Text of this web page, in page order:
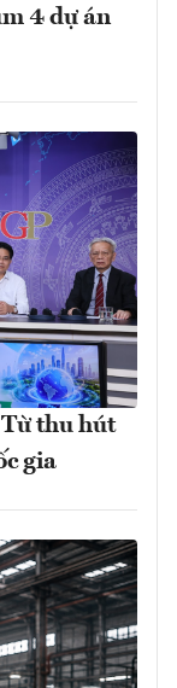
4 dự án
thu hút
gia